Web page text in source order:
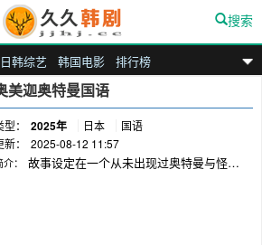
九九汉剧
日韩综艺 韩国电影 排行榜
搜索
美迦奥特曼国语
： 2025年 日本
国语
：
2025-08-12 11:57
：
故事设定在一个从未出现过奥特曼与怪兽